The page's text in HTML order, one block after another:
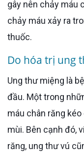
gây nên chảy máu
chảy máu xảy ra
thuốc.
Do hóa trị ung
Ung thư miệng là bệnh lý răng miệng nguy hiểm hàng
đầu. Một trong
máu chân răng
mùi. Bên cạnh đó,
răng, ung thư vú